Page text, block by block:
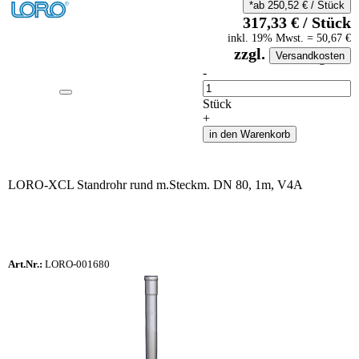
auf Anfrageliste
-
Anzahl
Stück
+
in den Warenkorb
*ab 250,52 €/ Stück
317,33 €/ Stück
inkl. 19% Mwst. = 50,67 €
zzgl. Versandkosten
LORO-XCL Standrohr rund m.Steckm. DN 80, 1m, V4A
Art.Nr.: LORO-001680